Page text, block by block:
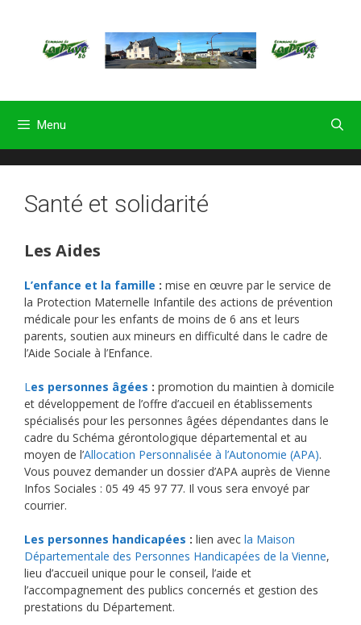
Menu
Santé et solidarité
Les Aides
L’enfance et la famille : mise en œuvre par le service de
la Protection Maternelle Infantile des actions de prévention
médicale pour les enfants de moins de 6 ans et leurs
parents, soutien aux mineurs en difficulté dans le cadre de
l’Aide Sociale à l’Enfance.
L es personnes âgées : promotion du maintien à domicile
et développement de l’offre d’accueil en établissements
spécialisés pour les personnes âgées dépendantes dans le
cadre du Schéma gérontologique départemental et au
moyen de l’Allocation Personnalisée à l’Autonomie (APA).
Vous pouvez demander un dossier d’APA auprès de Vienne
Infos Sociales : 05 49 45 97 77. Il vous sera envoyé par
courrier.
Les personnes handicapées : lien avec la Maison
Départementale des Personnes Handicapées de la Vienne,
lieu d’accueil unique pour le conseil, l’aide et
l’accompagnement des publics concernés et gestion des
prestations du Département.